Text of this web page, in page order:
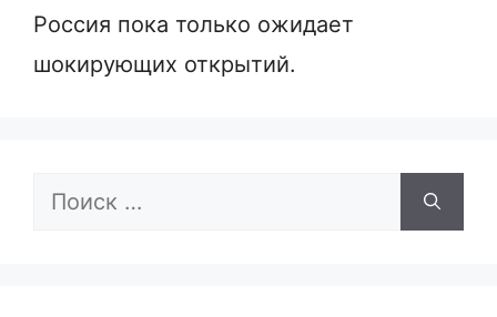
Россия пока только ожидает
шокирующих открытий.
Поиск: